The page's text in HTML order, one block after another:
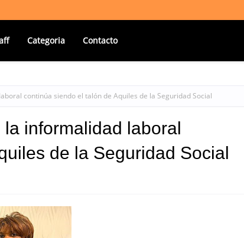
Categoria Contacto
continúa siendo el talón de Aquiles de la Seguridad Social
informalidad laboral
de la Seguridad Social